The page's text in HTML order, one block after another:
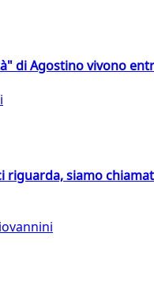
di Agostino vivono
riguarda, siamo